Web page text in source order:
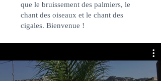
que le bruissement des palmiers, le
chant des oiseaux et le chant des
cigales. Bienvenue !